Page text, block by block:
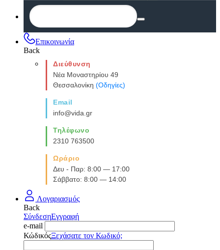
Επικοινωνία
Back
Διεύθυνση
Νέα Μοναστηρίου 49
Θεσσαλονίκη (Οδηγίες)
Email
info@vida.gr
Τηλέφωνο
2310 763500
Ωράριο
Δευ - Παρ: 8:00 — 17:00
Σάββατο: 8:00 — 14:00
Λογαριασμός
Back
ΣύνδεσηΕγγραφή
e-mail
ΚώδικόςΞεχάσατε τον Κωδικό;